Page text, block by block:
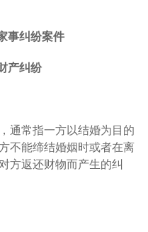
事纠纷案件
产纠纷
通常指一方以结婚为目的
不能缔结婚姻时或者在离
方返还财物而产生的纠